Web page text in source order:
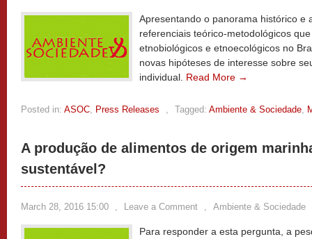
Apresentando o panorama histórico e
referenciais teórico-metodológicos
etnobiológicos e etnoecológicos no
novas hipóteses de interesse sobre
individual. Read More →
Posted in: ASOC, Press Releases , Tagged: Ambiente & Sociedade,
A produção de alimentos de origem
sustentável?
March 28, 2016 15:00 , Leave a Comment , Ambiente & Sociedade
Para responder a esta pergunta, a